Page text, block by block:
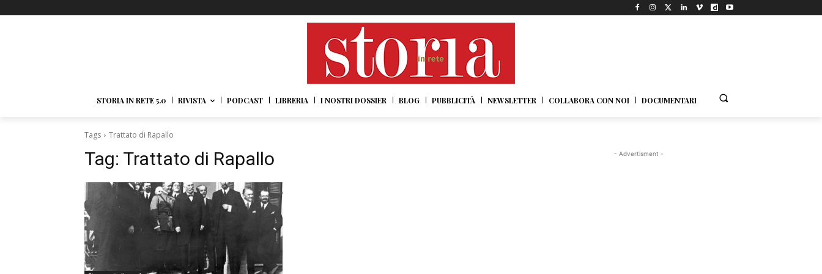
STORIA IN RETE 5.0 RIVISTA PODCAST LIBRERIA I NOSTRI DOSSIER BLOG PUBBLICITÀ NEWSLETTER COLLABORA CON NOI DOCUMENTARI
Tags Trattato di Rapallo
Tag: Trattato di Rapallo - Advertisment -